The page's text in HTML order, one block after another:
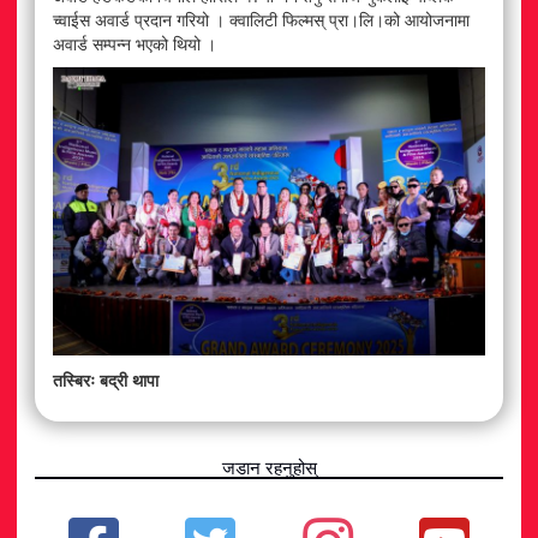
च्वाईस अवार्ड प्रदान गरियो । क्वालिटी फिल्मस् प्रा।लि।को आयोजनामा
अवार्ड सम्पन्न भएको थियो ।
तस्बिरः बद्री थापा
जडान रहनुहोस्